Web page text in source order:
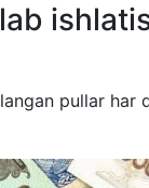
pullar har